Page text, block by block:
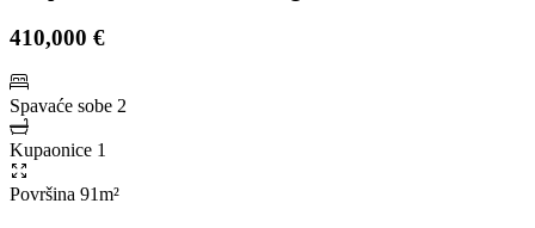
410,000 €
Spavaće sobe 2
Kupaonice 1
Površina 91m²